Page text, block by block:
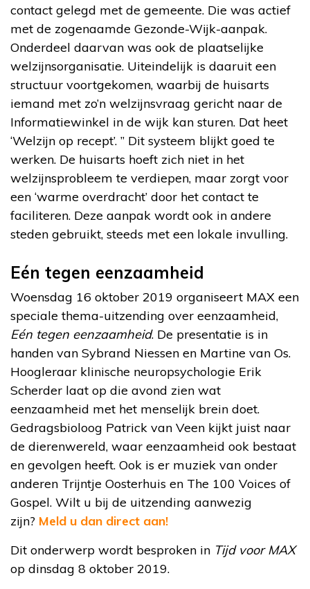
contact gelegd met de gemeente. Die was actief
met de zogenaamde Gezonde-Wijk-aanpak.
Onderdeel daarvan was ook de plaatselijke
welzijnsorganisatie. Uiteindelijk is daaruit een
structuur voortgekomen, waarbij de huisarts
iemand met zo’n welzijnsvraag gericht naar de
Informatiewinkel in de wijk kan sturen. Dat heet
‘Welzijn op recept’. ” Dit systeem blijkt goed te
werken. De huisarts hoeft zich niet in het
welzijnsprobleem te verdiepen, maar zorgt voor
een ‘warme overdracht’ door het contact te
faciliteren. Deze aanpak wordt ook in andere
steden gebruikt, steeds met een lokale invulling.
Eén tegen eenzaamheid
Woensdag 16 oktober 2019 organiseert MAX een
speciale thema-uitzending over eenzaamheid,
Eén tegen eenzaamheid. De presentatie is in
handen van Sybrand Niessen en Martine van Os.
Hoogleraar klinische neuropsychologie Erik
Scherder laat op die avond zien wat
eenzaamheid met het menselijk brein doet.
Gedragsbioloog Patrick van Veen kijkt juist naar
de dierenwereld, waar eenzaamheid ook bestaat
en gevolgen heeft. Ook is er muziek van onder
anderen Trijntje Oosterhuis en The 100 Voices of
Gospel. Wilt u bij de uitzending aanwezig
zijn? Meld u dan direct aan!
Dit onderwerp wordt besproken in Tijd voor MAX
op dinsdag 8 oktober 2019.